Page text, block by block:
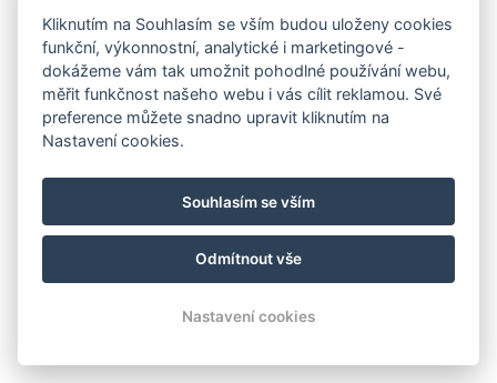
Kudy k nám
Podívejte se na náš Instagram
Kliknutím na Souhlasím se vším budou uloženy cookies
funkční, výkonnostní, analytické i marketingové -
dokážeme vám tak umožnit pohodlné používání webu,
měřit funkčnost našeho webu i vás cílit reklamou. Své
preference můžete snadno upravit kliknutím na
Nastavení cookies.
Souhlasím se vším
Odmítnout vše
Nastavení cookies